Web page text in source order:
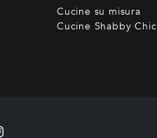
Cucine su misura
Cucine Shabby Chic